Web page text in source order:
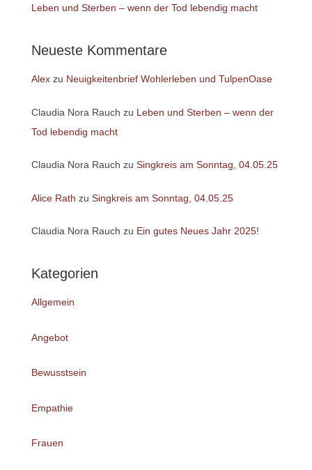
Leben und Sterben – wenn der Tod lebendig macht
Neueste Kommentare
Alexzu Neuigkeitenbrief Wohlerleben und TulpenOase
Claudia Nora Rauch zu Leben und Sterben – wenn der
Tod lebendig macht
Claudia Nora Rauch zu Singkreis am Sonntag, 04.05.25
Alice Rath zu Singkreis am Sonntag, 04.05.25
Claudia Nora Rauch zu Ein gutes Neues Jahr 2025!
Kategorien
Allgemein
Angebot
Bewusstsein
Empathie
Frauen